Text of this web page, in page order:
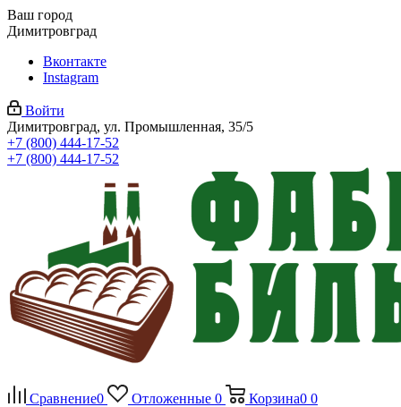
Ваш город
Димитровград
Вконтакте
Instagram
Войти
Димитровград, ул. Промышленная, 35/5
+7 (800) 444-17-52
+7 (800) 444-17-52
Сравнение0 Отложенные 0 Корзина0 0